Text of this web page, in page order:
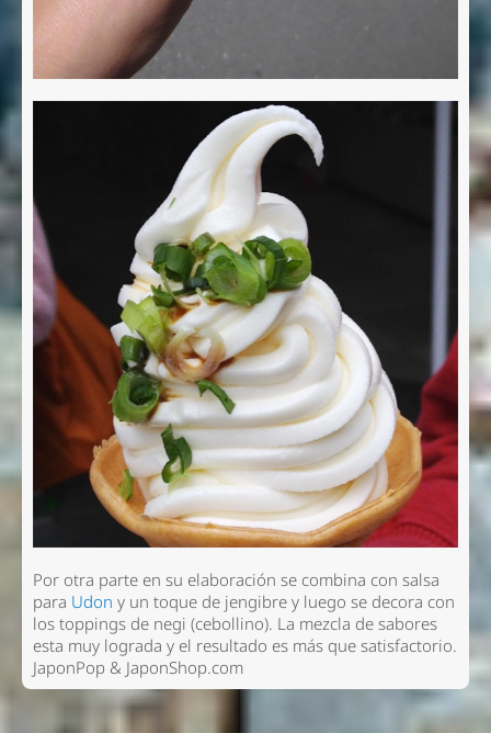
Por otra parte en su elaboración se combina con salsa
para Udon y un toque de jengibre y luego se decora con
los toppings de negi (cebollino). La mezcla de sabores
esta muy lograda y el resultado es más que satisfactorio.
JaponPop & JaponShop.com